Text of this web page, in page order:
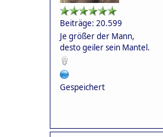
Beiträge: 20.599
Je größer der Mann,
desto geiler sein Mantel.
Gespeichert